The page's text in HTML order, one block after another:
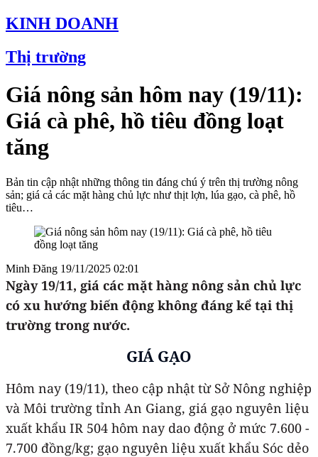
KINH DOANH
Thị trường
Giá nông sản hôm nay (19/11):
Giá cà phê, hồ tiêu đồng loạt
tăng
Bản tin cập nhật những thông tin đáng chú ý trên thị trường nông
sản; giá cả các mặt hàng chủ lực như thịt lợn, lúa gạo, cà phê, hồ
tiêu…
Minh Đăng 19/11/2025 02:01
Ngày 19/11, giá các mặt hàng nông sản chủ lực
có xu hướng biến động không đáng kể tại thị
trường trong nước.
GIÁ GẠO
Hôm nay (19/11), theo cập nhật từ Sở Nông nghiệp
và Môi trường tỉnh An Giang, giá gạo nguyên liệu
xuất khẩu IR 504 hôm nay dao động ở mức 7.600 -
7.700 đồng/kg; gạo nguyên liệu xuất khẩu Sóc dẻo